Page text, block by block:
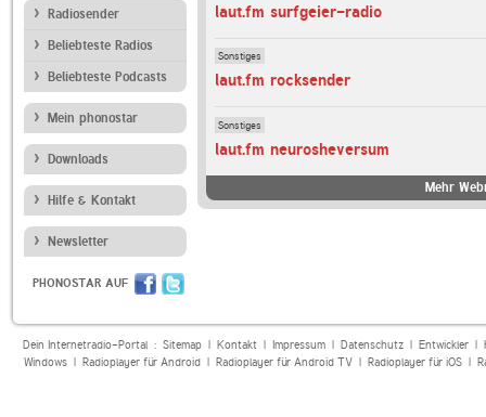
Radiosender
Beliebteste Radios
Beliebteste Podcasts
Mein phonostar
Downloads
Hilfe & Kontakt
Newsletter
PHONOSTAR AUF
laut.fm surfgeier-radio
Sonstiges
laut.fm rocksender
Sonstiges
laut.fm neurosheversum
Mehr
Dein Internetradio-Portal : Sitemap| Kontakt| Impressum| Datenschutz| Entwickler|
Windows| Radioplayer für Android| Radioplayer für Android TV| Radioplayer für iOS|